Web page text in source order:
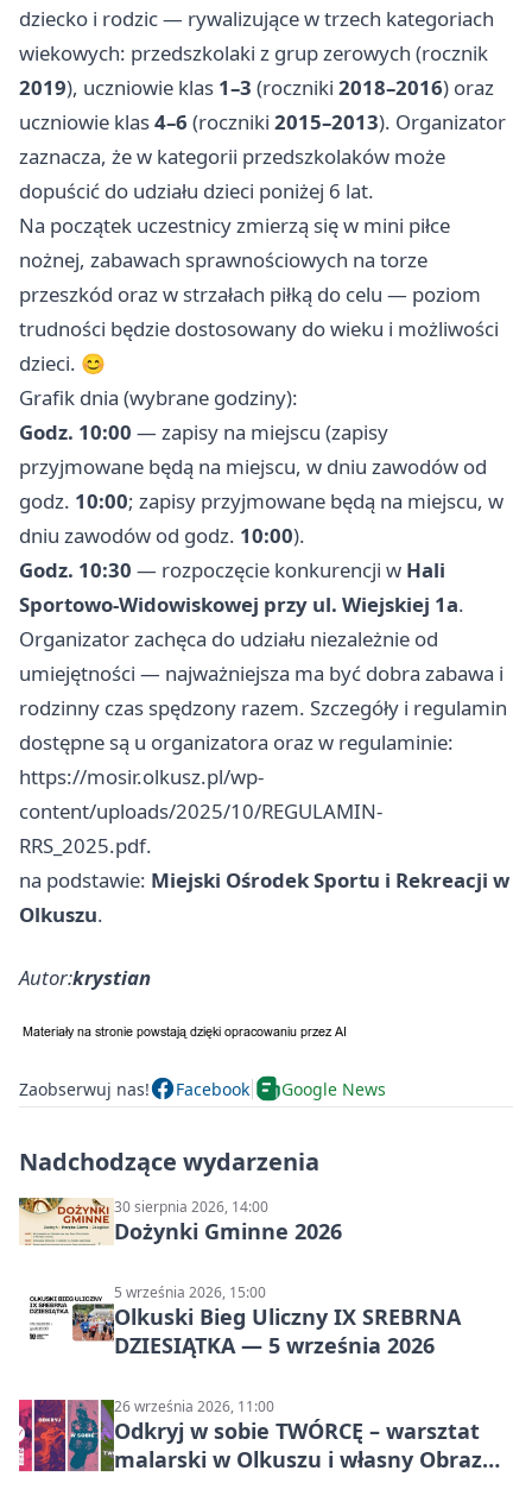
dziecko i rodzic — rywalizujące w trzech kategoriach
wiekowych: przedszkolaki z grup zerowych (rocznik
2019), uczniowie klas 1–3 (roczniki 2018–2016) oraz
uczniowie klas4–6 (roczniki 2015–2013). Organizator
zaznacza, że w kategorii przedszkolaków może
dopuścić do udziału dzieci poniżej 6 lat.
Na początek uczestnicy zmierzą się w mini piłce
nożnej, zabawach sprawnościowych na torze
przeszkód oraz w strzałach piłką do celu — poziom
trudności będzie dostosowany do wieku i możliwości
dzieci. 😊
Grafik dnia (wybrane godziny):
Godz. 10:00 — zapisy na miejscu (zapisy
przyjmowane będą na miejscu, w dniu zawodów od
godz. 10:00; zapisy przyjmowane będą na miejscu, w
dniu zawodów od godz. 10:00).
Godz. 10:30 — rozpoczęcie konkurencji w Hali
Sportowo-Widowiskowej przy ul. Wiejskiej 1a.
Organizator zachęca do udziału niezależnie od
umiejętności — najważniejsza ma być dobra zabawa i
rodzinny czas spędzony razem. Szczegóły i regulamin
dostępne są u organizatora oraz w regulaminie:
https://mosir.olkusz.pl/wp-
content/uploads/2025/10/REGULAMIN-
RRS_2025.pdf.
na podstawie: Miejski Ośrodek Sportu i Rekreacji w
Olkuszu.
Autor:krystian
Zaobserwuj nas! Facebook Google News
Nadchodzące wydarzenia
30 sierpnia 2026, 14:00
Dożynki Gminne 2026
5 września 2026, 15:00
Olkuski Bieg Uliczny IX SREBRNA
DZIESIĄTKA — 5 września 2026
26 września 2026, 11:00
Odkryj w sobie TWÓRCĘ – warsztat
malarski w Olkuszu i własny Obraz